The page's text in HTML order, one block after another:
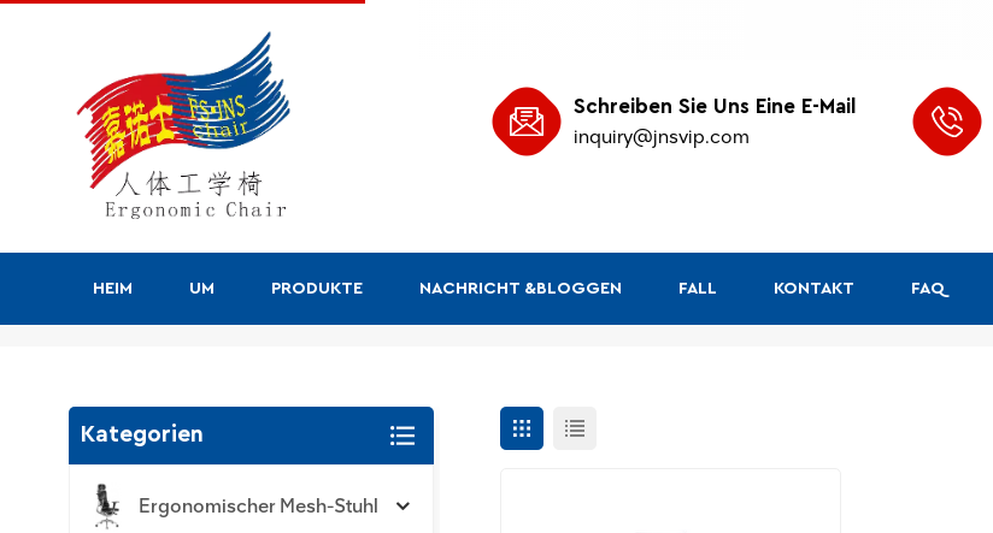
Schreiben Sie Uns Eine E-Mail
inquiry@jnsvip.com
HEIM UM PRODUKTE NACHRICHT &BLOGGEN FALL KONTAKT FAQ
Kategorien
Ergonomischer Mesh-Stuhl